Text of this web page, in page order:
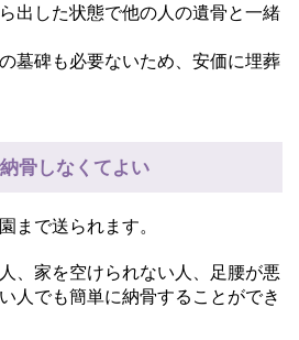
出した状態で他の人の遺骨と一緒
墓碑も必要ないため、安価に埋葬
骨しなくてよい
まで送られます。
、家を空けられない人、足腰が悪
人でも簡単に納骨することができ